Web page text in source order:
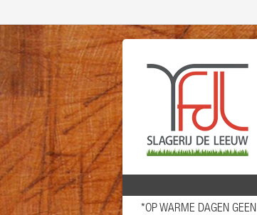
*OP WARME DAGEN GEEN